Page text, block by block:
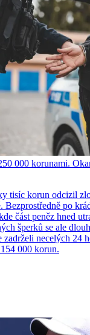
000 korunami.
tisíc korun odcizil
po
část peněz hned
šperků se ale
zadrželi necelých 24
000 korun.